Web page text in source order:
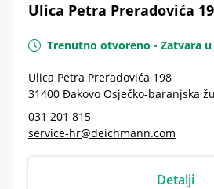
Ulica Petra Preradovića
Trenutno otvoreno - Zatvara u
Ulica Petra Preradovića 198
31400 Đakovo Osječko-baranjska
031 201 815
service-hr@deichmann.com
Detalji